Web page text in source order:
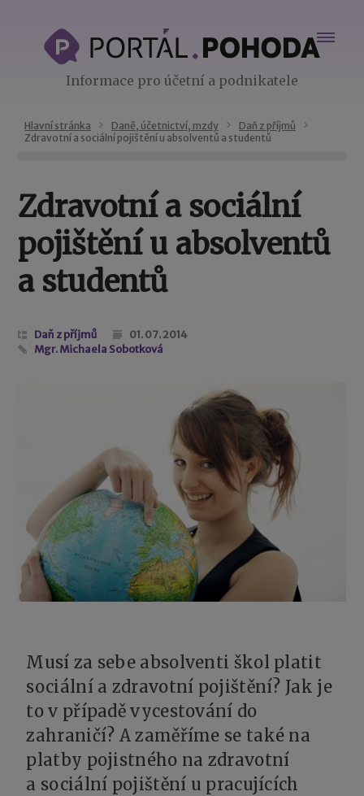
Informace pro účetní a podnikatele
Hlavní stránka Daně, účetnictví, mzdy
Daň z příjmů
Zdravotní a sociální pojištění u absolventů a studentů
Zdravotní a sociální
pojištění u absolventů
a studentů
Daň z příjmů
01. 07. 2014
Mgr. Michaela Sobotková
Musí za sebe absolventi škol platit
sociální a zdravotní pojištění? Jak je
to v případě vycestování do
zahraničí? A zaměříme se také na
platby pojistného na zdravotní
a sociální pojištění u pracujících